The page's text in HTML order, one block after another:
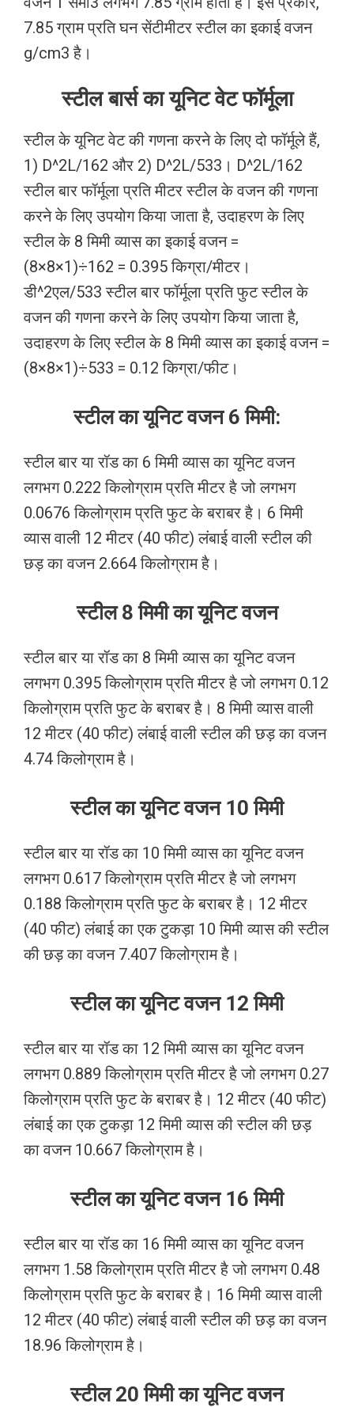
7.85 ग्राम प्रति घन सेंटीमीटर स्टील का इकाई वजन
g/cm3 है।
स्टील बार्स का यूनिट वेट फॉर्मूला
स्टील के यूनिट वेट की गणना करने के लिए दो फॉर्मूले हैं,
1) D^2L/162 और 2) D^2L/533। D^2L/162
स्टील बार फॉर्मूला प्रति मीटर स्टील के वजन की गणना
करने के लिए उपयोग किया जाता है, उदाहरण के लिए
स्टील के 8 मिमी व्यास का इकाई वजन =
(8×8×1)÷162 = 0.395 किग्रा/मीटर।
डी^2एल/533 स्टील बार फॉर्मूला प्रति फुट स्टील के
वजन की गणना करने के लिए उपयोग किया जाता है,
उदाहरण के लिए स्टील के 8 मिमी व्यास का इकाई वजन =
(8×8×1)÷533 = 0.12 किग्रा/फीट।
स्टील का यूनिट वजन 6 मिमी:
स्टील बार या रॉड का 6 मिमी व्यास का यूनिट वजन
लगभग 0.222 किलोग्राम प्रति मीटर है जो लगभग
0.0676 किलोग्राम प्रति फुट के बराबर है। 6 मिमी
व्यास वाली 12 मीटर (40 फीट) लंबाई वाली स्टील की
छड़ का वजन 2.664 किलोग्राम है।
स्टील 8 मिमी का यूनिट वजन
स्टील बार या रॉड का 8 मिमी व्यास का यूनिट वजन
लगभग 0.395 किलोग्राम प्रति मीटर है जो लगभग 0.12
किलोग्राम प्रति फुट के बराबर है। 8 मिमी व्यास वाली
12 मीटर (40 फीट) लंबाई वाली स्टील की छड़ का वजन
4.74 किलोग्राम है।
स्टील का यूनिट वजन 10 मिमी
स्टील बार या रॉड का 10 मिमी व्यास का यूनिट वजन
लगभग 0.617 किलोग्राम प्रति मीटर है जो लगभग
0.188 किलोग्राम प्रति फुट के बराबर है। 12 मीटर
(40 फीट) लंबाई का एक टुकड़ा 10 मिमी व्यास की स्टील
की छड़ का वजन 7.407 किलोग्राम है।
स्टील का यूनिट वजन 12 मिमी
स्टील बार या रॉड का 12 मिमी व्यास का यूनिट वजन
लगभग 0.889 किलोग्राम प्रति मीटर है जो लगभग 0.27
किलोग्राम प्रति फुट के बराबर है। 12 मीटर (40 फीट)
लंबाई का एक टुकड़ा 12 मिमी व्यास की स्टील की छड़
का वजन 10.667 किलोग्राम है।
स्टील का यूनिट वजन 16 मिमी
स्टील बार या रॉड का 16 मिमी व्यास का यूनिट वजन
लगभग 1.58 किलोग्राम प्रति मीटर है जो लगभग 0.48
किलोग्राम प्रति फुट के बराबर है। 16 मिमी व्यास वाली
12 मीटर (40 फीट) लंबाई वाली स्टील की छड़ का वजन
18.96 किलोग्राम है।
स्टील 20 मिमी का यूनिट वजन